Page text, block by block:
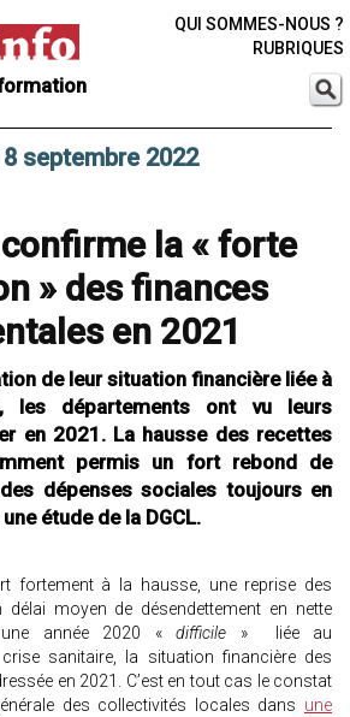
QUI SOMMES-NOUS ?
RUBRIQUES
septembre 2022
la « forte
» des finances
en 2021
de leur situation financière liée à
les départements ont vu leurs
en 2021. La hausse des recettes
permis un fort rebond de
dépenses sociales toujours en
étude de la DGCL.
fortement à la hausse, une reprise des
délai moyen de désendettement en nette
année 2020 « difficile » liée au
sanitaire, la situation financière des
en 2021. C’est en tout cas le constat
des collectivités locales dans une